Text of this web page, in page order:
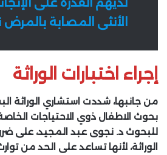
لديهم القدرة على
الأنثى المصابة
إجراء اختبارات الوراثة
من جانبها، شددت استشاري الوراثة
بحوث الاطفال ذوي الاحتياجات
للبحوث د. نجوى عبد المجيد، على
الوراثة، لأنها تساعد على الحد من